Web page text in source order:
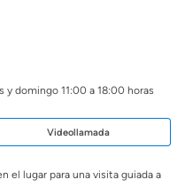
y domingo 11:00 a 18:00 horas
Videollamada
el lugar para una visita guiada a